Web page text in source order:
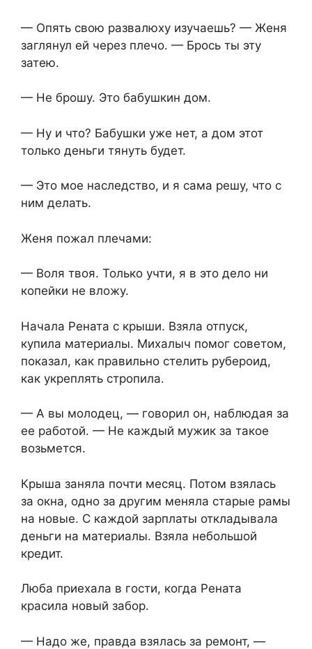
— Опять свою развалюху изучаешь? — Женя
заглянул ей через плечо. — Брось ты эту
затею.
— Не брошу. Это бабушкин дом.
— Ну и что? Бабушки уже нет, а дом этот
только деньги тянуть будет.
— Это мое наследство, и я сама решу, что с
ним делать.
Женя пожал плечами:
— Воля твоя. Только учти, я в это дело ни
копейки не вложу.
Начала Рената с крыши. Взяла отпуск,
купила материалы. Михалыч помог советом,
показал, как правильно стелить рубероид,
как укреплять стропила.
— А вы молодец, — говорил он, наблюдая за
ее работой. — Не каждый мужик за такое
возьмется.
Крыша заняла почти месяц. Потом взялась
за окна, одно за другим меняла старые рамы
на новые. С каждой зарплаты откладывала
деньги на материалы. Взяла небольшой
кредит.
Люба приехала в гости, когда Рената
красила новый забор.
— Надо же, правда взялась за ремонт, —